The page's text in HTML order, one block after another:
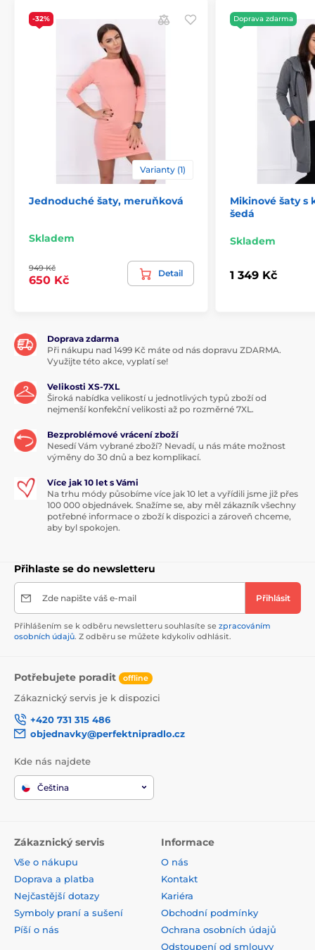
-32%
Varianty (1)
Jednoduché šaty, meruňková
Skladem
949 Kč
650 Kč
Detail
Doprava zdarma
Mikinové šaty s
šedá
Skladem
1 349 Kč
Doprava zdarma
Při nákupu nad 1499 Kč máte od nás dopravu ZDARMA.
Využijte této akce, vyplatí se!
Velikosti XS-7XL
Široká nabídka velikostí u jednotlivých typů zboží od
nejmenší konfekční velikosti až po rozměrné 7XL.
Bezproblémové vrácení zboží
Nesedí Vám vybrané zboží? Nevadí, u nás máte možnost
výměny do 30 dnů a bez komplikací.
Více jak 10 let s Vámi
Na trhu módy působíme více jak 10 let a vyřídili jsme již přes
100 000 objednávek. Snažíme se, aby měl zákazník všechny
potřebné informace o zboží k dispozici a zároveň chceme,
aby byl spokojen.
Přihlaste se do newsletteru
Zde napište váš e-mail Přihlásit
Přihlášením se k odběru newsletteru souhlasíte se zpracováním
osobních údajů. Z odběru se můžete kdykoliv odhlásit.
Potřebujete poradit offline
Zákaznický servis je k dispozici
+420 731 315 486
objednavky@perfektnipradlo.cz
Kde nás najdete
Čeština
Zákaznický servis
Vše o nákupu
Doprava a platba
Nejčastější dotazy
Symboly praní a sušení
Píší o nás
Informace
O nás
Kontakt
Kariéra
Obchodní podmínky
Ochrana osobních údajů
Odstoupení od smlouvy